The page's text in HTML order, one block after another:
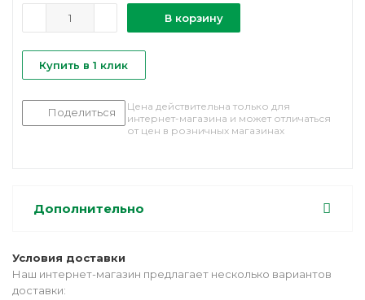
В корзину
Купить в 1 клик
Поделиться
Цена действительна только для
интернет-магазина и может отличаться
от цен в розничных магазинах
Дополнительно
Условия доставки
Наш интернет-магазин предлагает несколько вариантов
доставки: